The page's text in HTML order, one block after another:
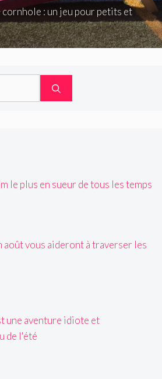
cornhole : un jeu pour petits et
le plus en sueur de tous les temps
août vous aideront à traverser les
une aventure idiote et
de l'été